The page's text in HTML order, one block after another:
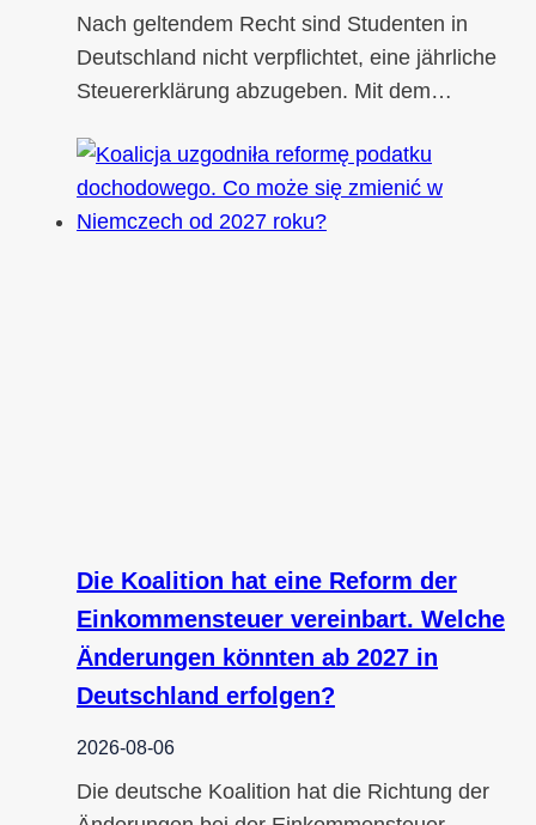
Nach geltendem Recht sind Studenten in
Deutschland nicht verpflichtet, eine jährliche
Steuererklärung abzugeben. Mit dem…
Die Koalition hat eine Reform der
Einkommensteuer vereinbart. Welche
Änderungen könnten ab 2027 in
Deutschland erfolgen?
2026-08-06
Die deutsche Koalition hat die Richtung der